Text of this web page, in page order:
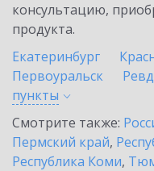
консультацию,
продукта.
Екатеринбург
Первоуральск
пункты
Смотрите также:
Пермский край,
Республика Коми,